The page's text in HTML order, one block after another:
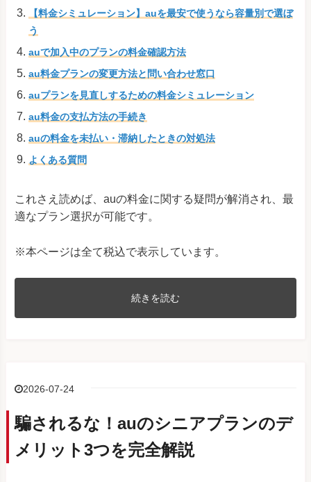
【料金シミュレーション】auを最安で使うなら容量別で選ぼ
う
auで加入中のプランの料金確認方法
au料金プランの変更方法と問い合わせ窓口
auプランを見直しするための料金シミュレーション
au料金の支払方法の手続き
auの料金を未払い・滞納したときの対処法
よくある質問
これさえ読めば、auの料金に関する疑問が解消され、最
適なプラン選択が可能です。
※本ページは全て税込で表示しています。
続きを読む
2026-07-24
騙されるな！auのシニアプランのデ
メリット3つを完全解説